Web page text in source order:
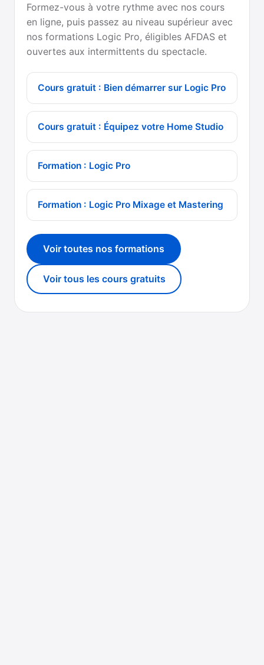
Formez-vous à votre rythme avec nos cours
en ligne, puis passez au niveau supérieur avec
nos formations Logic Pro, éligibles AFDAS et
ouvertes aux intermittents du spectacle.
Cours gratuit : Bien démarrer sur Logic Pro
Cours gratuit : Équipez votre Home Studio
Formation : Logic Pro
Formation : Logic Pro Mixage et Mastering
Voir toutes nos formations
Voir tous les cours gratuits